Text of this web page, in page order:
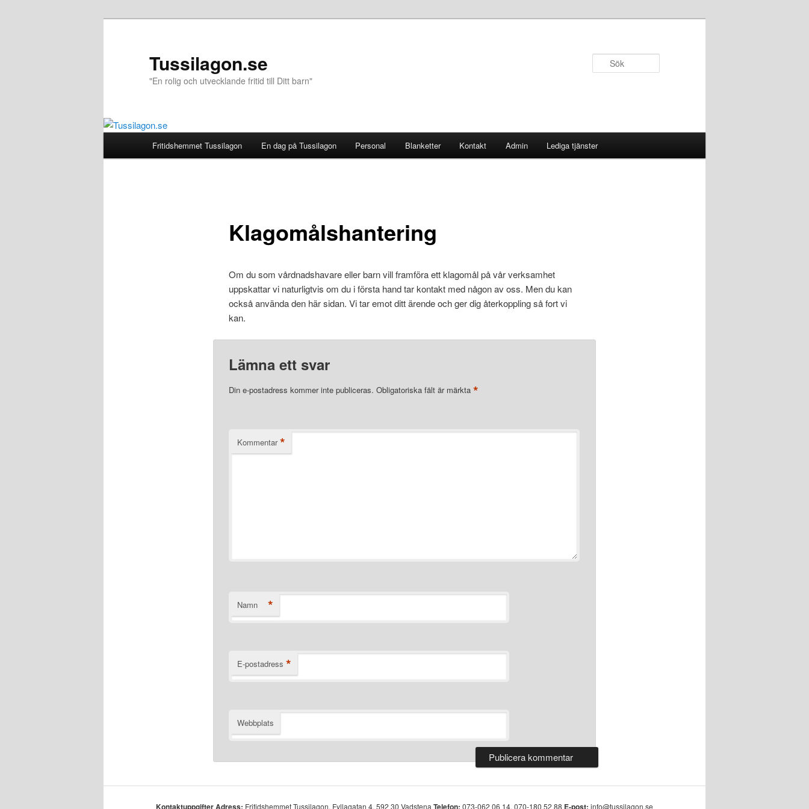
Tussilagon.se
"En rolig och utvecklande fritid till Ditt barn"
Fritidshemmet Tussilagon En dag på Tussilagon Personal Blanketter Kontakt Admin Lediga tjänster
Klagomålshantering
Om du som vårdnadshavare eller barn vill framföra ett klagomål på vår verksamhet
uppskattar vi naturligtvis om du i första hand tar kontakt med någon av oss. Men du kan
också använda den här sidan. Vi tar emot ditt ärende och ger dig återkoppling så fort vi
kan.
Lämna ett svar
Din e-postadress kommer inte publiceras. Obligatoriska fält är märkta *
Kommentar *
Namn *
E-postadress *
Webbplats
KontaktuppgifterAdress: Fritidshemmet Tussilagon, Fyllagatan 4, 592 30 Vadstena Telefon: 073-062 06 14, 070-180 52 88 E-post: info@tussilagon.se